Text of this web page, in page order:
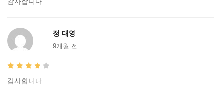
정 대영
9개월 전
감사합니다.